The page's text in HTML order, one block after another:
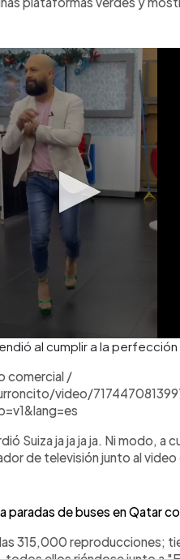
al cumplir a la
comercial /
video/
Suiza ja ja ja ja. Ni modo, a
de televisión junto al
paradas de buses en Qatar
315,000 reproducciones;